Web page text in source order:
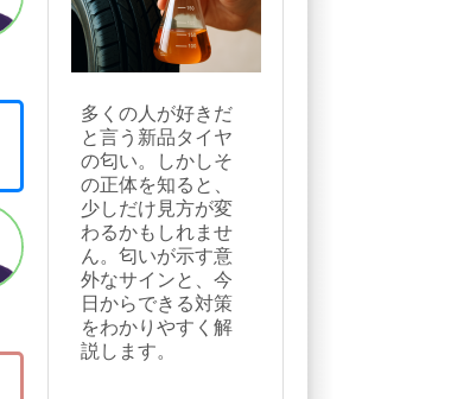
多くの人が好きだ
と言う新品タイヤ
の匂い。しかしそ
の正体を知ると、
少しだけ見方が変
わるかもしれませ
ん。匂いが示す意
外なサインと、今
日からできる対策
をわかりやすく解
説します。